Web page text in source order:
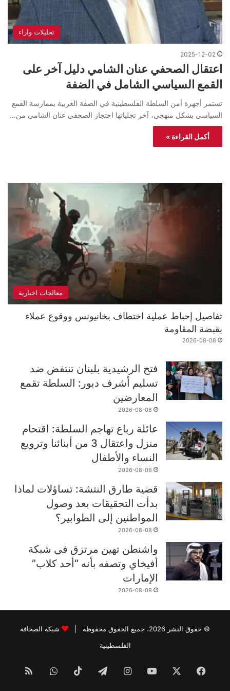
تحليلات واراء
2025-12-02
اعتقال الصحفي عنان الشامي دليل آخر على
القمع السياسي الشامل في الضفة
تستمر أجهزة أمن السلطة الفلسطينية في الضفة الغربية بممارسة القمع
السياسي بشكل منهجي، آخر تجلياتها احتجاز الصحفي عنان الشامي من…
أكمل القراءة »
معالجات اخبارية
تفاصيل إحباط عملية اختطاف بخانيونس ووقوع عملاء
بقبضة المقاومة
2026-08-08
فتح الرشيدية بلبنان تنتفض ضد
تسليم أشرف دبور: السلطة تقمع
المعارضين
2026-08-08
عائلة رباع تهاجم السلطة: اقتحام
منزل واعتقال 3 من أبنائنا وترويع
النساء والأطفال
2026-08-08
قضية طارق النتشة: تساؤلات لماذا
بدأت التحقيقات بعد وصول
المواطنين إلى الطوابير؟
2026-08-08
واشنطن تهين مرتزق في شبكة
أفيخاي وتصفه بأنه “أحد كلاب”
الإمارات
2026-08-08
© حقوق النشر 2026، جميع الحقوق محفوظة |
شبكة الصحافة
الفلسطينية
فيسبوك ‫YouTubeانستقرامتيلقرام ‫TikTokواتسابملخص